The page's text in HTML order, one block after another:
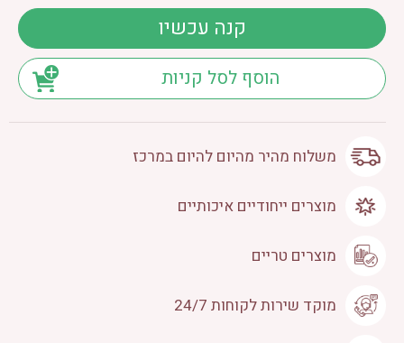
קנה עכשיו
הוסף לסל קניות
משלוח מהיר מהיום להיום במרכז
מוצרים ייחודיים איכותיים
מוצרים טריים
מוקד שירות לקוחות 24/7